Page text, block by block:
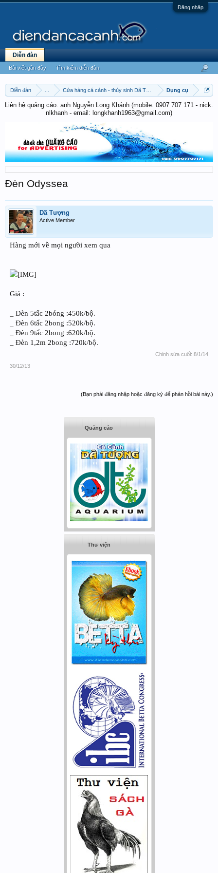
Đăng nhập
Diễn đàn Cửa hàng cá cảnh - thủy sinh Dã Tượng Dụng cụ
Liên hệ quảng cáo: anh Nguyễn Long Khánh (mobile: 0907 707 171 - nick:
nlkhanh - email: longkhanh1963@gmail.com)
Đèn Odyssea
Dã Tượng
Active Member
Hàng mới về mọi người xem qua
Giá :
_ Đèn 5tấc 2bóng :450k/bộ.
_ Đèn 6tấc 2bong :520k/bộ.
_ Đèn 9tấc 2bong :620k/bộ.
_ Đèn 1,2m 2bong :720k/bộ.
Chỉnh sửa cuối: 8/1/14
30/12/13
(Bạn phải đăng nhập hoặc đăng ký để phản hồi bài này.)
Quảng cáo
Thư viện
Diễn đàn
Bài viết gần đây Tìm kiếm diễn đàn